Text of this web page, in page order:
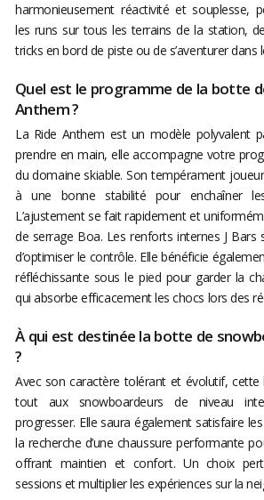
harmonieusement réactivité et souplesse,
les runs sur tous les terrains de la station,
tricks en bord de piste ou de s’aventurer dans
Quel est le programme de la botte
Anthem ?
La Ride Anthem est un modèle polyvalent
prendre en main, elle accompagne votre
du domaine skiable. Son tempérament
à une bonne stabilité pour enchaîner
L’ajustement se fait rapidement et
de serrage Boa. Les renforts internes J Bars
d’optimiser le contrôle. Elle bénéficie
réfléchissante sous le pied pour garder la
qui absorbe efficacement les chocs lors des
À qui est destinée la botte de
?
Avec son caractère tolérant et évolutif, cette
tout aux snowboardeurs de niveau
progresser. Elle saura également satisfaire
la recherche d’une chaussure performante
offrant maintien et confort. Un choix
sessions et multiplier les expériences sur la